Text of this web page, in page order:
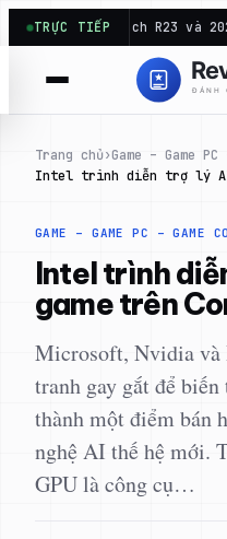
Chuyển
đến
phần
TRỰC TIẾP
Cinebench R23 và 2024:
Trang chủ›Game – Game
Intel trình diễn trợ lý AI
GAME – GAME PC – GAME
Intel trình
game trên
Microsoft, Nvidia và
tranh gay gắt để
thành một điểm bán
nghệ AI thế hệ mới.
GPU là công cụ…